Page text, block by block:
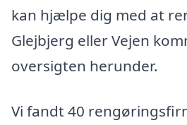
kan hjælpe dig med at
Glejbjerg eller Vejen
oversigten herunder.
Vi fandt 40